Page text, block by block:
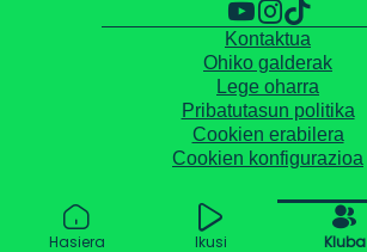
Hasiera Ikusi Kluba
Kontaktua
Ohiko galderak
Lege oharra
Pribatutasun politika
Cookien erabilera
Cookien konfigurazioa